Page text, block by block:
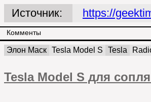
Источник: https://
Комменты
Элон Маск Tesla Model S Tesla
Tesla Model S для